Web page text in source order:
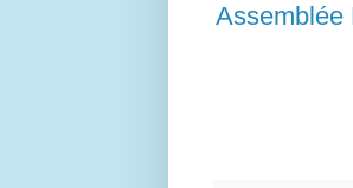
Assemblée